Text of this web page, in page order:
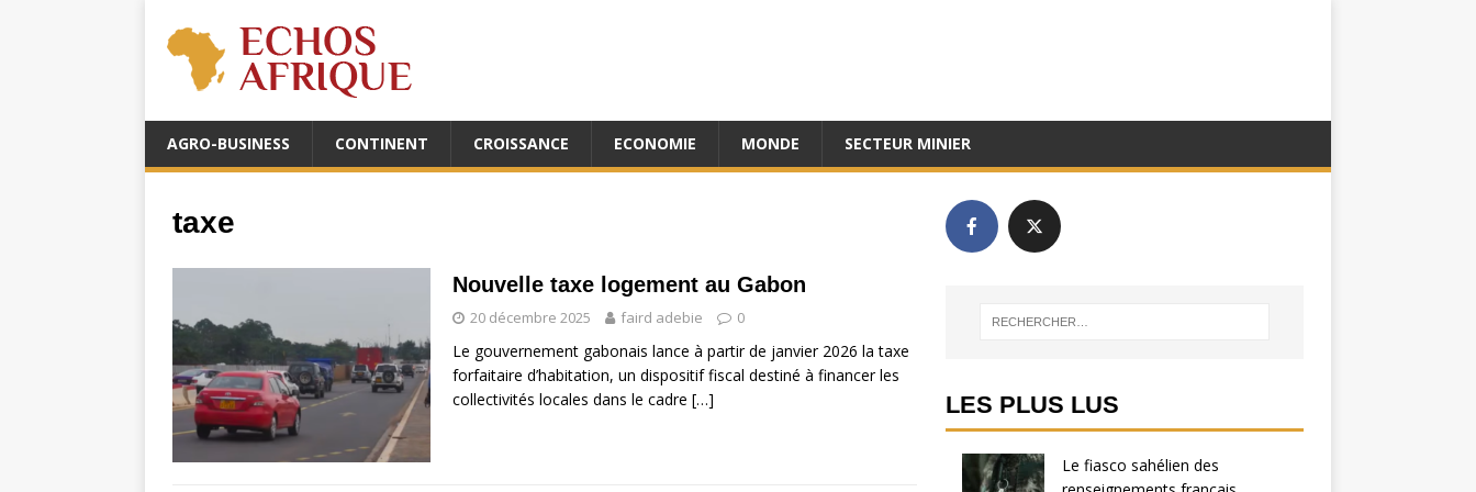
AGRO-BUSINESS CONTINENT CROISSANCE ECONOMIE MONDE SECTEUR MINIER
taxe
Nouvelle taxe logement au Gabon
20 décembre 2025 faird adebie 0
Le gouvernement gabonais lance à partir de janvier 2026 la taxe
forfaitaire d’habitation, un dispositif fiscal destiné à financer les
collectivités locales dans le cadre […] LES PLUS LUS
Le fiasco sahélien des